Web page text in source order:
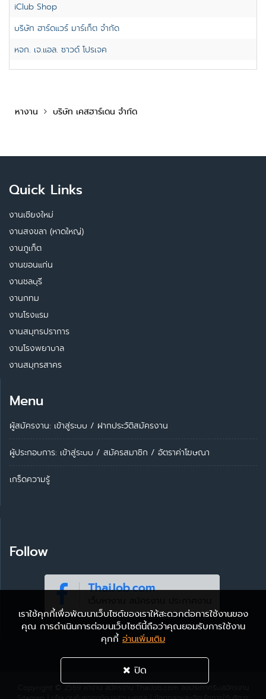
iClub Shop
บริษัท ฮาร์ดแวร์ มาร์เก็ต จำกัด
หจก. เจ.แอล. ซาวด์ โปรเจค
หางาน บริษัท เคสฮาร์เดน จำกัด
Quick Links
งานเชียงใหม่
งานสงขลา (หาดใหญ่)
งานภูเก็ต
งานขอนแก่น
งานชลบุรี
งานกทม
งานโรงแรม
งานสมุทรปราการ
งานโรงพยาบาล
งานสมุทรสาคร
Menu
ผู้สมัครงาน: เข้าสู่ระบบ / ฝากประวัติสมัครงาน
ผู้ประกอบการ: เข้าสู่ระบบ / สมัครสมาชิก / อัตราค่าโฆษณา
เกร็ดความรู้
Follow
เราใช้คุกกี้เพื่อพัฒนาเว็บไซต์ของเราให้สะดวกต่อการใช้งานของ
คุณ การดำเนินการต่อบนเว็บไซต์นี้ถือว่าคุณยอมรับการใช้งาน
คุกกี้ อ่านเพิ่มเติม
ปิด